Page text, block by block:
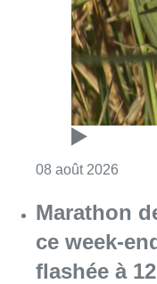
08 août 2026
Marathon
ce week-
flashée à